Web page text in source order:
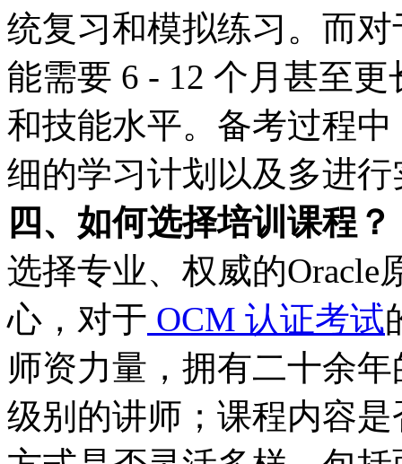
统复习和模拟练习。而
能需要 6 - 12 个月甚至
和技能水平。备考过程
细的学习计划以及多进
四、如何选择培训课程？
选择专业、权威的Oracle
心，对于 OCM 认证考试
师资力量，拥有二十余
级别的讲师；课程内容